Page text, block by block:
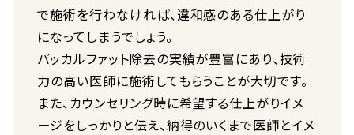
で施術を行わなければ、違和感のある仕上がり
になってしまうでしょう。
バッカルファット除去の実績が豊富にあり、技術
力の高い医師に施術してもらうことが大切です。
また、カウンセリング時に希望する仕上がりイメ
ージをしっかりと伝え、納得のいくまで医師とイメ